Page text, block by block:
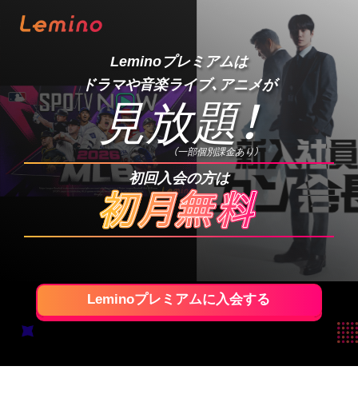
Leminoプレミアムは
ドラマや音楽ライブ、アニメが
見放題！
（一部個別課金あり）
初回入会の方は
Leminoプレミアムに入会する